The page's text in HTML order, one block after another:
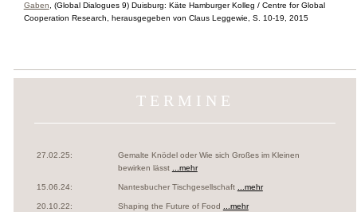
Gaben, (Global Dialogues 9) Duisburg: Käte Hamburger Kolleg / Centre for Global
Cooperation Research, herausgegeben von Claus Leggewie, S. 10-19, 2015
TERMINE
27.02.25:
Gemalte Knödel oder Wie sich Großes im Kleinen
bewirken lässt ...mehr
15.06.24: Nantesbucher Tischgesellschaft ...mehr
20.10.22: Shaping the Future of Food ...mehr